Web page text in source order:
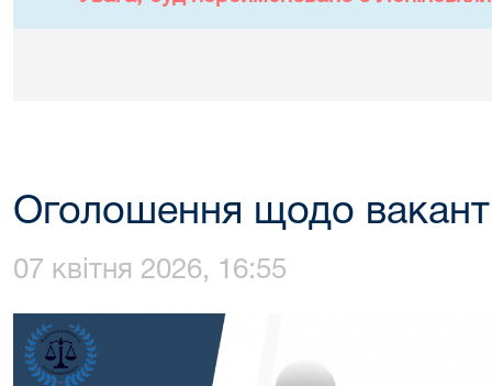
Оголошення щодо
07 квітня 2026, 16:55